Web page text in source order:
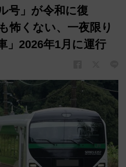
号」が令和に復
怖くない、一夜限り
」2026年1月に運行